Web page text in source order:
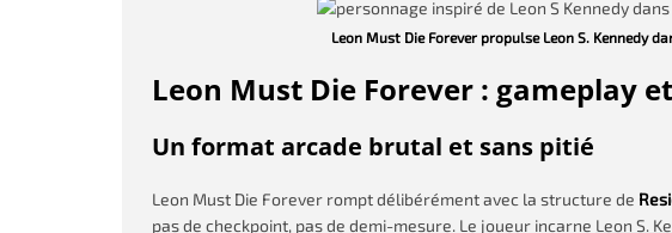
Leon Must Die Forever propulse Leon S. Kennedy
Leon Must Die Forever : gameplay
Un format arcade brutal et sans pitié
Leon Must Die Forever rompt délibérément avec la structure de
pas de checkpoint, pas de demi-mesure. Le joueur incarne Leon S.